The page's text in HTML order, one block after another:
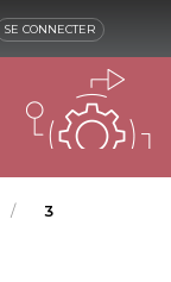
SE CONNECTER
3